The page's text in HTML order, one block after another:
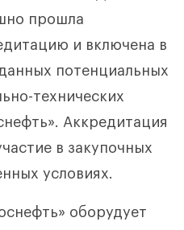
прошла
и включена в
потенциальных
технических
Аккредитация
в закупочных
условиях.
оборудует